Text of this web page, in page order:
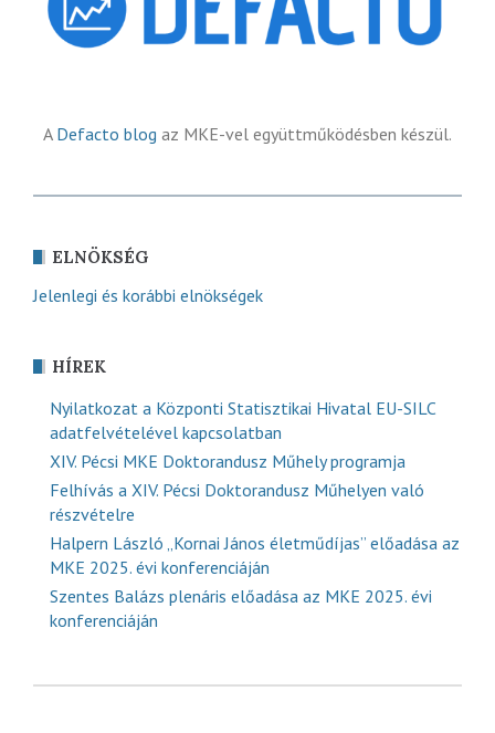
A Defacto blog az MKE-vel együttműködésben készül.
ELNÖKSÉG
Jelenlegi és korábbi elnökségek
HÍREK
Nyilatkozat a Központi Statisztikai Hivatal EU-SILC
adatfelvételével kapcsolatban
XIV. Pécsi MKE Doktorandusz Műhely programja
Felhívás a XIV. Pécsi Doktorandusz Műhelyen való
részvételre
Halpern László „Kornai János életműdíjas” előadása az
MKE 2025. évi konferenciáján
Szentes Balázs plenáris előadása az MKE 2025. évi
konferenciáján